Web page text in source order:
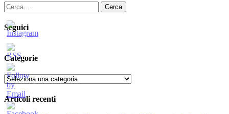
Ricerca
per:
Seguici
Categorie
Categorie
Articoli recenti